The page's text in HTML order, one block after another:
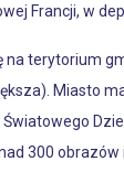
Francji, w
na terytorium
Miasto
300